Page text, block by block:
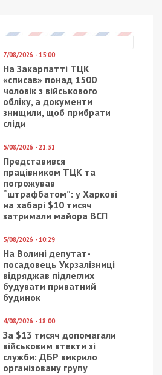
7/08/2026 - 15:00
На Закарпатті ТЦК
«списав» понад 1500
чоловік з військового
обліку, а документи
знищили, щоб прибрати
сліди
5/08/2026 - 21:31
Представився
працівником ТЦК та
погрожував
“штрафбатом”: у Харкові
на хабарі $10 тисяч
затримали майора ВСП
5/08/2026 - 10:29
На Волині депутат-
посадовець Укрзалізниці
відряджав підлеглих
будувати приватний
будинок
4/08/2026 - 18:00
За $13 тисяч допомагали
військовим втекти зі
служби: ДБР викрило
організовану групу